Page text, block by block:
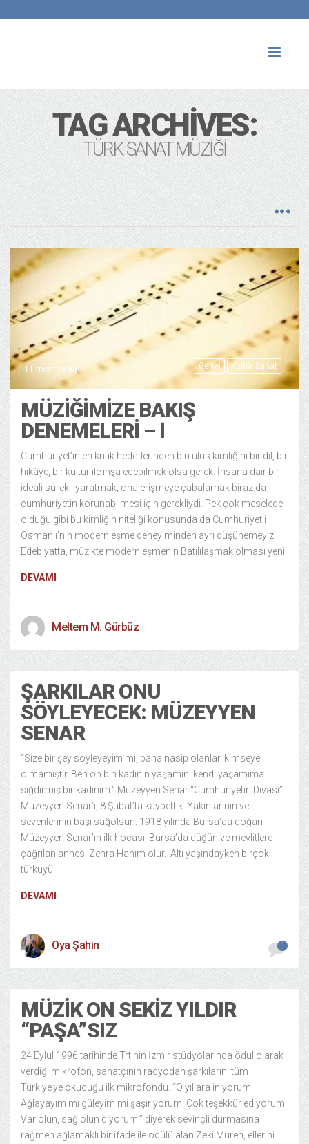
TAG ARCHIVES:
TÜRK SANAT MÜZIĞI
Genel Kültür Sanat
11 months ago
MÜZIĞIMIZE BAKIŞ
DENEMELERI – ‭Ⅰ
Cumhuriyet’in en kritik hedeflerinden biri ulus kimliğini bir dil, bir
hikâye, bir kültür ile inşa edebilmek olsa gerek. İnsana dair bir
ideali sürekli yaratmak, ona erişmeye çabalamak biraz da
cumhuriyetin korunabilmesi için gerekliydi. Pek çok meselede
olduğu gibi bu kimliğin niteliği konusunda da Cumhuriyet’i
Osmanlı’nın modernleşme deneyiminden ayrı düşünemeyiz.
Edebiyatta, müzikte modernleşmenin Batılılaşmak olması yeni
DEVAMI
Meltem M. Gürbüz
ŞARKILAR ONU
SÖYLEYECEK: MÜZEYYEN
SENAR
“Size bir şey söyleyeyim mi, bana nasip olanlar, kimseye
olmamıştır. Ben on bin kadının yaşamını kendi yaşamıma
sığdırmış bir kadınım.” Müzeyyen Senar “Cumhuriyetin Divası”
Müzeyyen Senar’ı, 8 Şubat’ta kaybettik. Yakınlarının ve
sevenlerinin başı sağolsun. 1918 yılında Bursa’da doğan
Müzeyyen Senar’ın ilk hocası, Bursa’da düğün ve mevlitlere
çağrılan annesi Zehra Hanım olur. Altı yaşındayken birçok
türküyü
DEVAMI
Oya Şahin 1
MÜZIK ON SEKIZ YILDIR
“PAŞA”SIZ
24 Eylül 1996 tarihinde Trt’nin İzmir stüdyolarında ödül olarak
verdiği mikrofon, sanatçının radyodan şarkılarını tüm
Türkiye’ye okuduğu ilk mikrofondu. “O yıllara iniyorum.
Ağlayayım mı güleyim mi şaşırıyorum. Çok teşekkür ediyorum.
Var olun, sağ olun diyorum.” diyerek sevinçli durmasına
rağmen ağlamaklı bir ifade ile ödülü alan Zeki Müren, ellerini